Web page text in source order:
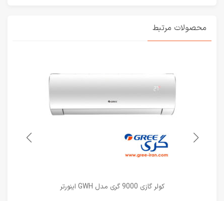
محصولات مرتبط
کولر گازی 9000 گری مدل GWH اینورتر